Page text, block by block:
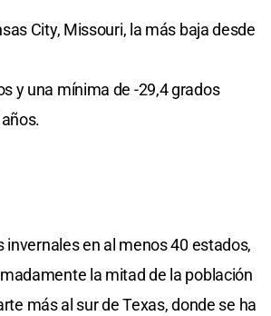
City, Missouri, la más baja desde
y una mínima de -29,4 grados
en al menos 40 estados,
la mitad de la población
más al sur de Texas, donde se ha